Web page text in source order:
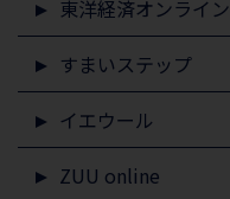
東洋経済オンライン
すまいステップ
イエウール
ZUU online